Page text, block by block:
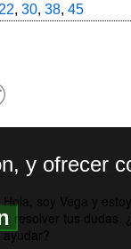
22, 30, 38, 45
DE PRIVACIDAD
y ofrecer